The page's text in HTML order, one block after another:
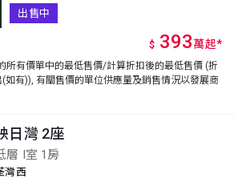
出售中
$ 393萬起*
所有價單中的最低售價/計算折扣後的最低售價 (折
如有)), 有關售價的單位供應量及銷售情況以發展商
日灣 2座
層 I室 1房
灣西